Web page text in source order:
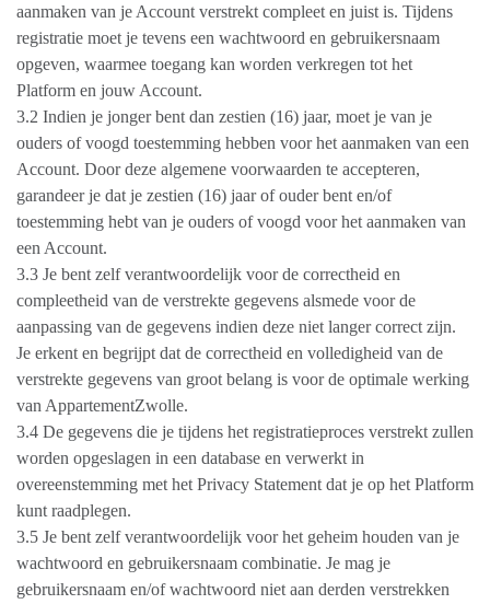
aanmaken van je Account verstrekt compleet en juist is. Tijdens
registratie moet je tevens een wachtwoord en gebruikersnaam
opgeven, waarmee toegang kan worden verkregen tot het
Platform en jouw Account.
3.2 Indien je jonger bent dan zestien (16) jaar, moet je van je
ouders of voogd toestemming hebben voor het aanmaken van een
Account. Door deze algemene voorwaarden te accepteren,
garandeer je dat je zestien (16) jaar of ouder bent en/of
toestemming hebt van je ouders of voogd voor het aanmaken van
een Account.
3.3 Je bent zelf verantwoordelijk voor de correctheid en
compleetheid van de verstrekte gegevens alsmede voor de
aanpassing van de gegevens indien deze niet langer correct zijn.
Je erkent en begrijpt dat de correctheid en volledigheid van de
verstrekte gegevens van groot belang is voor de optimale werking
van AppartementZwolle.
3.4 De gegevens die je tijdens het registratieproces verstrekt zullen
worden opgeslagen in een database en verwerkt in
overeenstemming met het Privacy Statement dat je op het Platform
kunt raadplegen.
3.5 Je bent zelf verantwoordelijk voor het geheim houden van je
wachtwoord en gebruikersnaam combinatie. Je mag je
gebruikersnaam en/of wachtwoord niet aan derden verstrekken